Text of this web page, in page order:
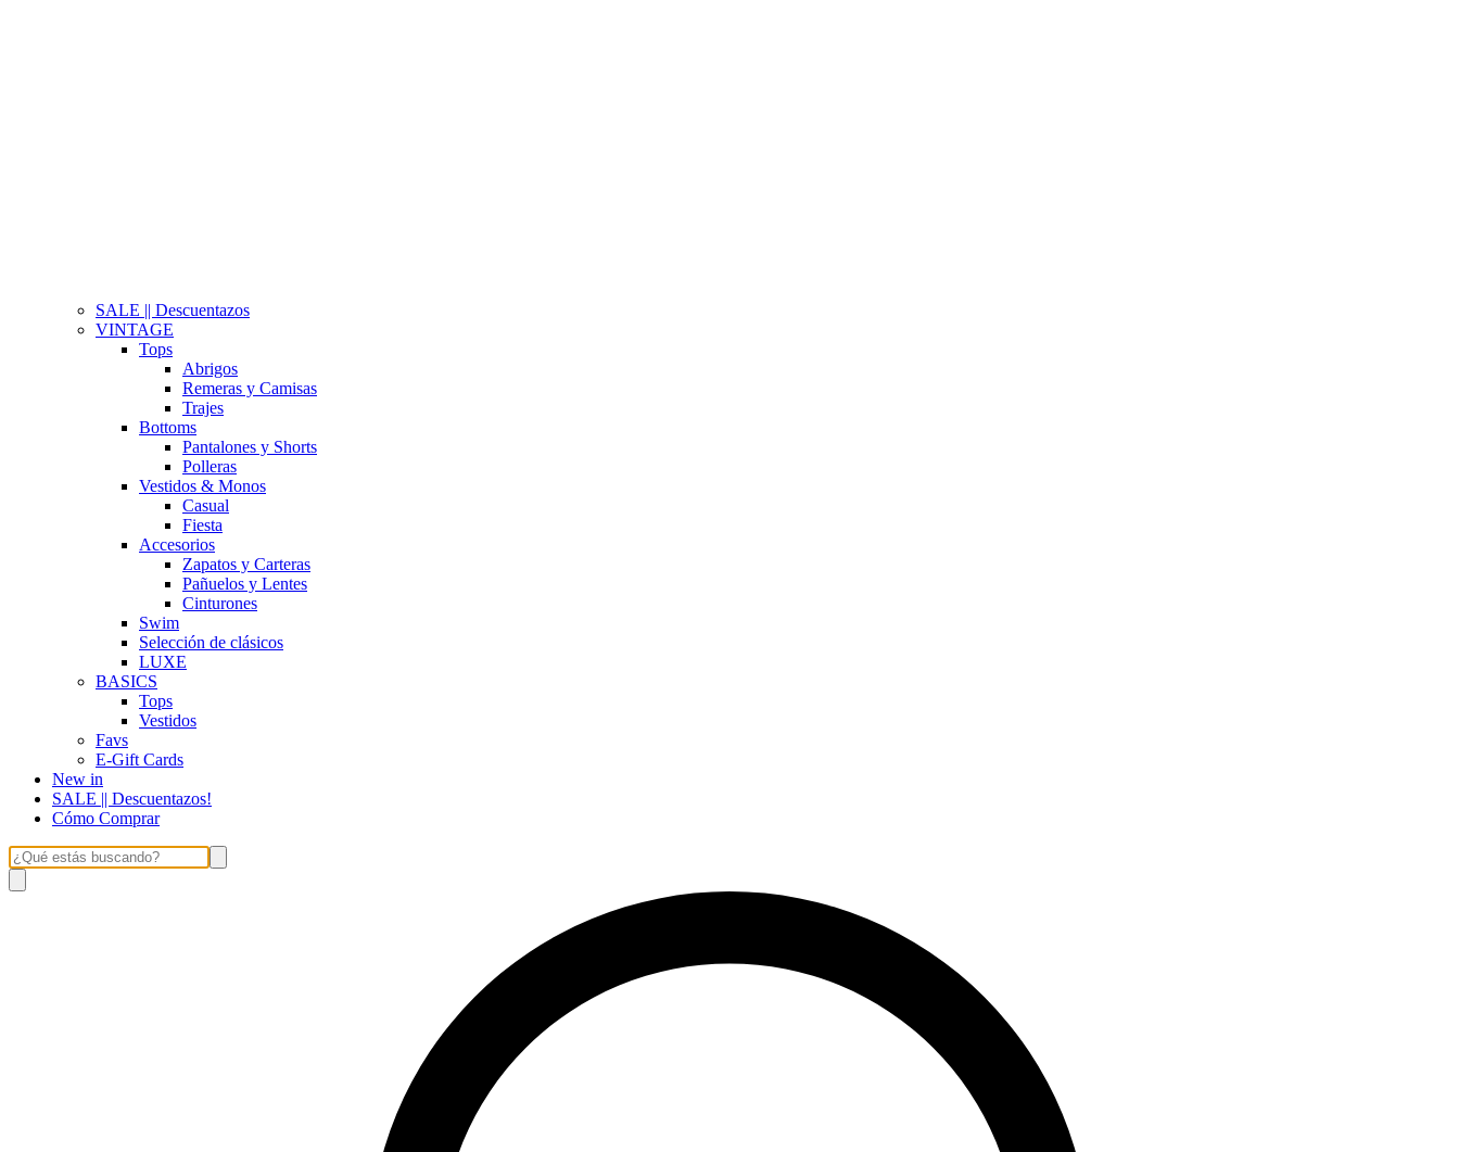
SALE || Descuentazos
VINTAGE
Tops
Abrigos
Remeras y Camisas
Trajes
Bottoms
Pantalones y Shorts
Polleras
Vestidos & Monos
Casual
Fiesta
Accesorios
Zapatos y Carteras
Pañuelos y Lentes
Cinturones
Swim
Selección de clásicos
LUXE
BASICS
Tops
Vestidos
Favs
E-Gift Cards
New in
SALE || Descuentazos!
Cómo Comprar